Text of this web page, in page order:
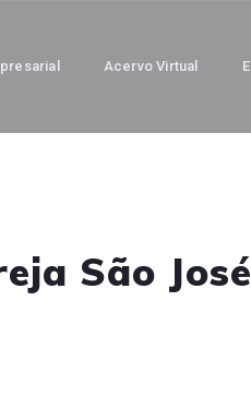
Acervo Virtual
São José